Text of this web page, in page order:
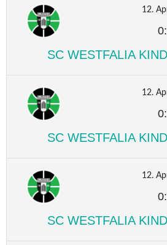
12.
SC WESTFALIA
12.
SC WESTFALIA
12.
SC WESTFALIA